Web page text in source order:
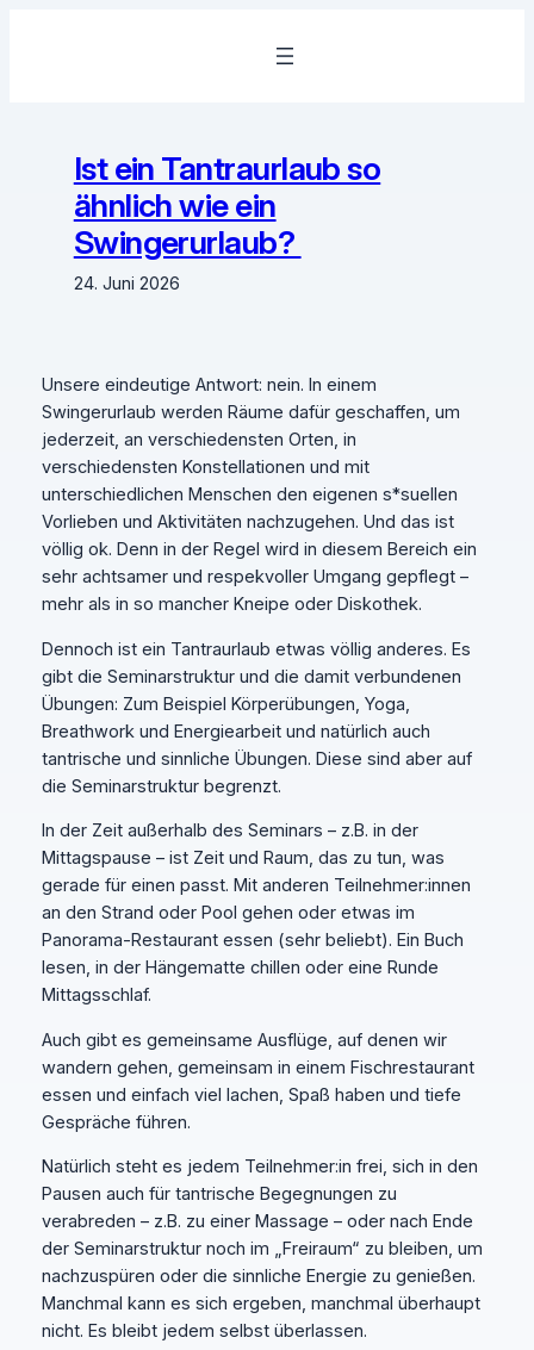
Ist ein Tantraurlaub so
ähnlich wie ein
Swingerurlaub?
24. Juni 2026
Unsere eindeutige Antwort: nein. In einem
Swingerurlaub werden Räume dafür geschaffen, um
jederzeit, an verschiedensten Orten, in
verschiedensten Konstellationen und mit
unterschiedlichen Menschen den eigenen s*suellen
Vorlieben und Aktivitäten nachzugehen. Und das ist
völlig ok. Denn in der Regel wird in diesem Bereich ein
sehr achtsamer und respekvoller Umgang gepflegt –
mehr als in so mancher Kneipe oder Diskothek.
Dennoch ist ein Tantraurlaub etwas völlig anderes. Es
gibt die Seminarstruktur und die damit verbundenen
Übungen: Zum Beispiel Körperübungen, Yoga,
Breathwork und Energiearbeit und natürlich auch
tantrische und sinnliche Übungen. Diese sind aber auf
die Seminarstruktur begrenzt.
In der Zeit außerhalb des Seminars – z.B. in der
Mittagspause – ist Zeit und Raum, das zu tun, was
gerade für einen passt. Mit anderen Teilnehmer:innen
an den Strand oder Pool gehen oder etwas im
Panorama-Restaurant essen (sehr beliebt). Ein Buch
lesen, in der Hängematte chillen oder eine Runde
Mittagsschlaf.
Auch gibt es gemeinsame Ausflüge, auf denen wir
wandern gehen, gemeinsam in einem Fischrestaurant
essen und einfach viel lachen, Spaß haben und tiefe
Gespräche führen.
Natürlich steht es jedem Teilnehmer:in frei, sich in den
Pausen auch für tantrische Begegnungen zu
verabreden – z.B. zu einer Massage – oder nach Ende
der Seminarstruktur noch im „Freiraum“ zu bleiben, um
nachzuspüren oder die sinnliche Energie zu genießen.
Manchmal kann es sich ergeben, manchmal überhaupt
nicht. Es bleibt jedem selbst überlassen.